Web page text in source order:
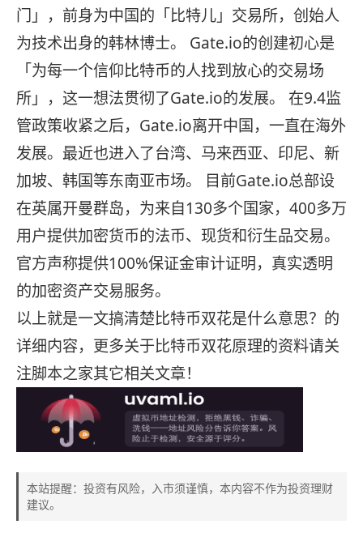
门」，前身为中国的「比特儿」交易所，创始人
为技术出身的韩林博士。 Gate.io的创建初心是
「为每一个信仰比特币的人找到放心的交易场
所」，这一想法贯彻了Gate.io的发展。 在9.4监
管政策收紧之后，Gate.io离开中国，一直在海外
发展。最近也进入了台湾、马来西亚、印尼、新
加坡、韩国等东南亚市场。 目前Gate.io总部设
在英属开曼群岛，为来自130多个国家，400多万
用户提供加密货币的法币、现货和衍生品交易。
官方声称提供100%保证金审计证明，真实透明
的加密资产交易服务。
以上就是一文搞清楚比特币双花是什么意思？的
详细内容，更多关于比特币双花原理的资料请关
注脚本之家其它相关文章！
本站提醒：投资有风险，入市须谨慎，本内容不作为投资理财
建议。